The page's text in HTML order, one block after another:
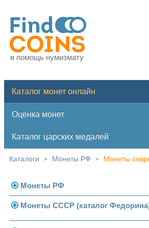
в помощь нумизмату
Каталог монет онлайн
Оценка монет
Каталог царских медалей
Каталоги > Монеты РФ > Монеты
Монеты РФ
Современная Россия
Монеты СССР (каталог